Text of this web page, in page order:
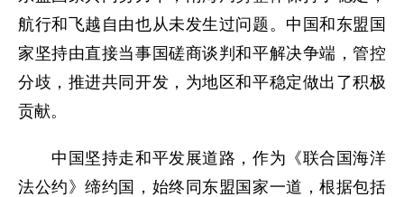
航行和飞越自由也从未发生过问题。中国和东盟国
家坚持由直接当事国磋商谈判和平解决争端，管控
分歧，推进共同开发，为地区和平稳定做出了积极
贡献。
中国坚持走和平发展道路，作为《联合国海洋
法公约》缔约国，始终同东盟国家一道，根据包括